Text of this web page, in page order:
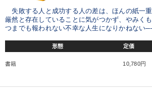
製造業 建設・
失敗する人と成功する人の差は、ほんの紙一
厳然と存在していることに気がつかず、やみく
つまでも報われない不幸な人生になりかねない
形態 定価
書籍 10,780円